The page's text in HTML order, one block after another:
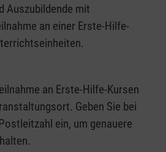
Auszubildende mit
an einer Erste-Hilfe-
an Erste-Hilfe-Kursen
Geben Sie bei
ein, um genauere